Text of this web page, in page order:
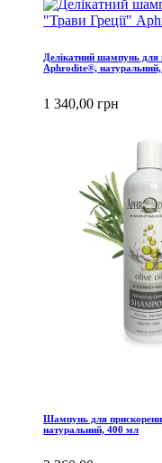
Делікатний шампунь для
Aphrodite®,
1 340,00 грн
Шампунь для
натуральний, 400 мл